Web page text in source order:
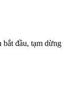
bắt đầu, tạm dừng